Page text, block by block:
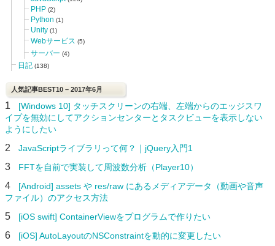
PHP (2)
Python (1)
Unity (1)
Webサービス (5)
サーバー (4)
日記 (138)
人気記事BEST10 – 2017年6月
1
[Windows 10] タッチスクリーンの右端、左端からのエッジスワ
イプを無効にしてアクションセンターとタスクビューを表示しない
ようにしたい
2 JavaScriptライブラリって何？｜jQuery入門1
3 FFTを自前で実装して周波数分析（Player10）
4
[Android] assets や res/raw にあるメディアデータ（動画や音声
ファイル）のアクセス方法
5 [iOS swift] ContainerViewをプログラムで作りたい
6 [iOS] AutoLayoutのNSConstraintを動的に変更したい